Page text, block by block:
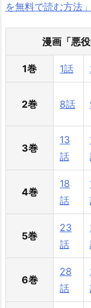
を無料で読む方法」
漫画「悪
1巻 1話
2巻 8話
3巻
13
話
4巻
18
話
5巻
23
話
6巻
28
話